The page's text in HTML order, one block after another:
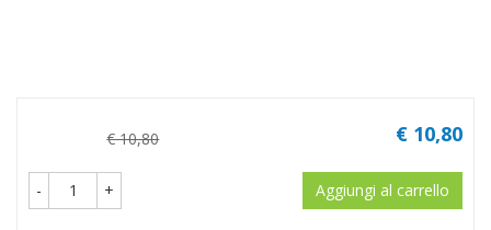
€ 10,80
€ 10,80
- + Aggiungi al carrello